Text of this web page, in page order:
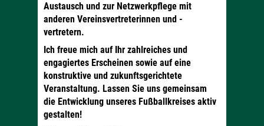
Austausch und zur Netzwerkpflege mit
anderen Vereinsvertreterinnen und -
vertretern.
Ich freue mich auf Ihr zahlreiches und
engagiertes Erscheinen sowie auf eine
konstruktive und zukunftsgerichtete
Veranstaltung. Lassen Sie uns gemeinsam
die Entwicklung unseres Fußballkreises aktiv
gestalten!